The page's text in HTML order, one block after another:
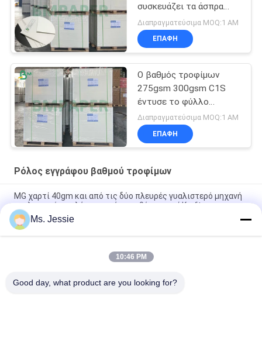
συσκευάζει τα άσπρα
διπλώνοντας φύλλα
πινάκων κιβωτίων
Διαπραγματεύσιμα MOQ:1 ΑΜ
ΕΠΑΦΉ
Ο βαθμός τροφίμων
275gsm 300gsm C1S
έντυσε το φύλλο
καρτών χλωρίνης για το
κιβώτιο συσκευασίας
τροφίμων
Διαπραγματεύσιμα MOQ:1 ΑΜ
ΕΠΑΦΉ
Ρόλος εγγράφου βαθμού τροφίμων
MG χαρτί 40gm και από τις δύο πλευρές γυαλιστερό μηχανή
γυαλιστερό υψηλής αντοχής παρθένο χαρτί Kraft
80/90gm Διπλής όψης Σκληρό Μαύρο Χαρτί Kraft Τροφικής
ποιότητας Για τυλίξη Καρύδων & Ξηρών Φρούτων
BMPAPER Υψηλής αναπνευστικότητας Τεχνητό χαρτί
Ms. Jessie
10:46 PM
Good day, what product are you looking for?